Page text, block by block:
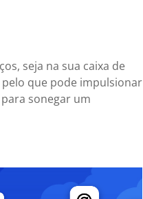
seja na sua caixa de
que pode impulsionar
sonegar um